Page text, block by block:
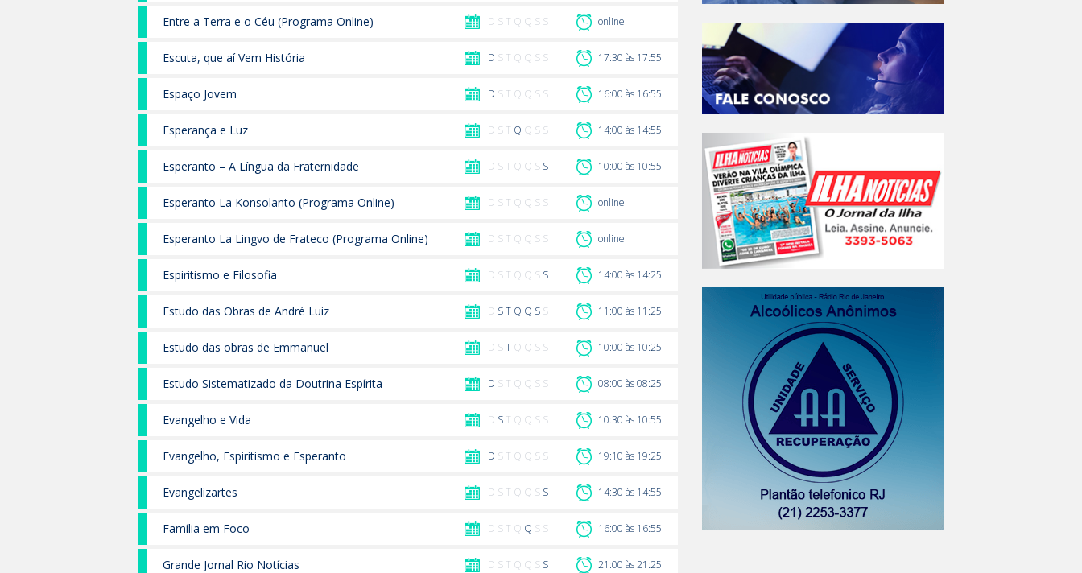
Entre a Terra e o Céu (Programa Online) D S T Q Q S S online
Escuta, que aí Vem História D S T Q Q S S 17:30 às 17:55
Espaço Jovem D S T Q Q S S 16:00 às 16:55
Esperança e Luz D S T Q Q S S 14:00 às 14:55
Esperanto – A Língua da Fraternidade D S T Q Q S S 10:00 às 10:55
Esperanto La Konsolanto (Programa Online) D S T Q Q S S online
Esperanto La Lingvo de Frateco (Programa Online) D S T Q Q S S online
Espiritismo e Filosofia D S T Q Q S S 14:00 às 14:25
Estudo das Obras de André Luiz D ST Q Q S S 11:00 às 11:25
Estudo das obras de Emmanuel D ST Q Q S S 10:00 às 10:25
Estudo Sistematizado da Doutrina Espírita D S T Q Q S S 08:00 às 08:25
Evangelho e Vida D S T Q Q S S 10:30 às 10:55
Evangelho, Espiritismo e Esperanto D S T Q Q S S 19:10 às 19:25
Evangelizartes D S T Q Q S S 14:30 às 14:55
Família em Foco D S T Q Q S S 16:00 às 16:55
Grande Jornal Rio Notícias D S T Q Q S S 21:00 às 21:25